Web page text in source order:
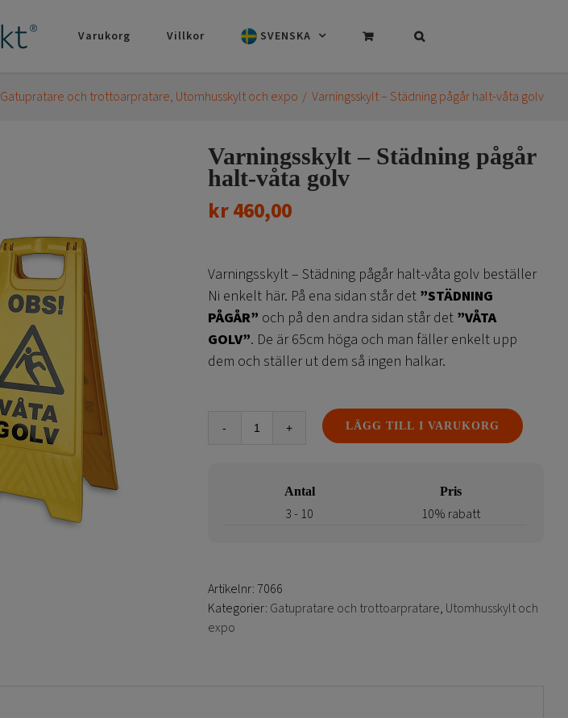
Varukorg Villkor SVENSKA
Gatupratare och trottoarpratare Utomhusskylt och expo Varningsskylt – Städning pågår halt-våta golv
Varningsskylt – Städning pågår
halt-våta golv
kr460,00
Varningsskylt – Städning pågår halt-våta golv beställer
Ni enkelt här. På ena sidan står det ”STÄDNING
PÅGÅR” och på den andra sidan står det ”VÅTA
GOLV”. De är 65cm höga och man fäller enkelt upp
dem och ställer ut dem så ingen halkar.
Varningsskylt
pågår
LÄGG TILL I VARUKORG
Antal Pris
3 - 10 10% rabatt
Artikelnr: 7066
Kategorier: Gatupratare och trottoarpratare, Utomhusskylt och
expo